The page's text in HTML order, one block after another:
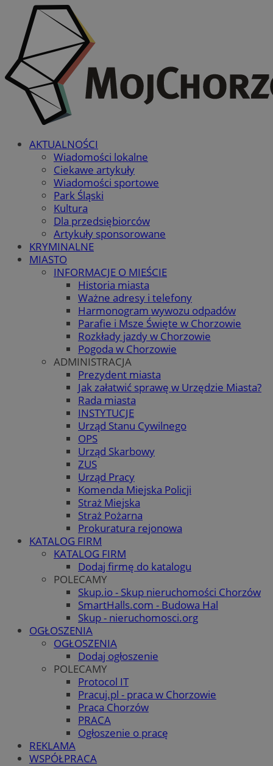
AKTUALNOŚCI
Wiadomości lokalne
Ciekawe artykuły
Wiadomości sportowe
Park Śląski
Kultura
Dla przedsiębiorców
Artykuły sponsorowane
KRYMINALNE
MIASTO
INFORMACJE O MIEŚCIE
Historia miasta
Ważne adresy i telefony
Harmonogram wywozu odpadów
Parafie i Msze Święte w Chorzowie
Rozkłady jazdy w Chorzowie
Pogoda w Chorzowie
ADMINISTRACJA
Prezydent miasta
Jak załatwić sprawę w Urzędzie Miasta?
Rada miasta
INSTYTUCJE
Urząd Stanu Cywilnego
OPS
Urząd Skarbowy
ZUS
Urząd Pracy
Komenda Miejska Policji
Straż Miejska
Straż Pożarna
Prokuratura rejonowa
KATALOG FIRM
KATALOG FIRM
Dodaj firmę do katalogu
POLECAMY
Skup.io - Skup nieruchomości Chorzów
SmartHalls.com - Budowa Hal
Skup - nieruchomosci.org
OGŁOSZENIA
OGŁOSZENIA
Dodaj ogłoszenie
POLECAMY
Protocol IT
Pracuj.pl - praca w Chorzowie
Praca Chorzów
PRACA
Ogłoszenie o pracę
REKLAMA
WSPÓŁPRACA